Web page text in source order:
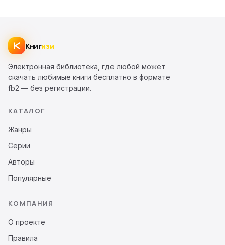
Книгизм
Электронная библиотека, где любой может
скачать любимые книги бесплатно в формате
fb2 — без регистрации.
КАТАЛОГ
Жанры
Серии
Авторы
Популярные
КОМПАНИЯ
О проекте
Правила